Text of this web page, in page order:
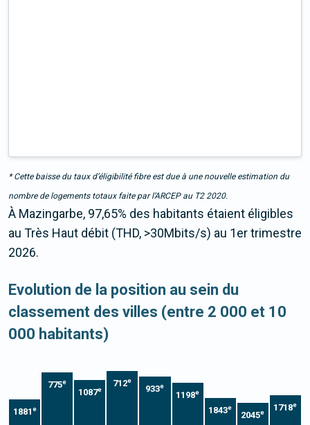
* Cette baisse du taux d’éligibilité fibre est due à une nouvelle estimation du
nombre de logements totaux faite par l’ARCEP au T2 2020.
À Mazingarbe, 97,65% des habitants étaient éligibles
au Très Haut débit (THD, >30Mbits/s) au 1er trimestre
2026.
Evolution de la position au sein du
classement des villes (entre 2 000 et 10
000 habitants)
1881 e
775e
1087e
712e
933e
1198e
1843e
2045e 1718e